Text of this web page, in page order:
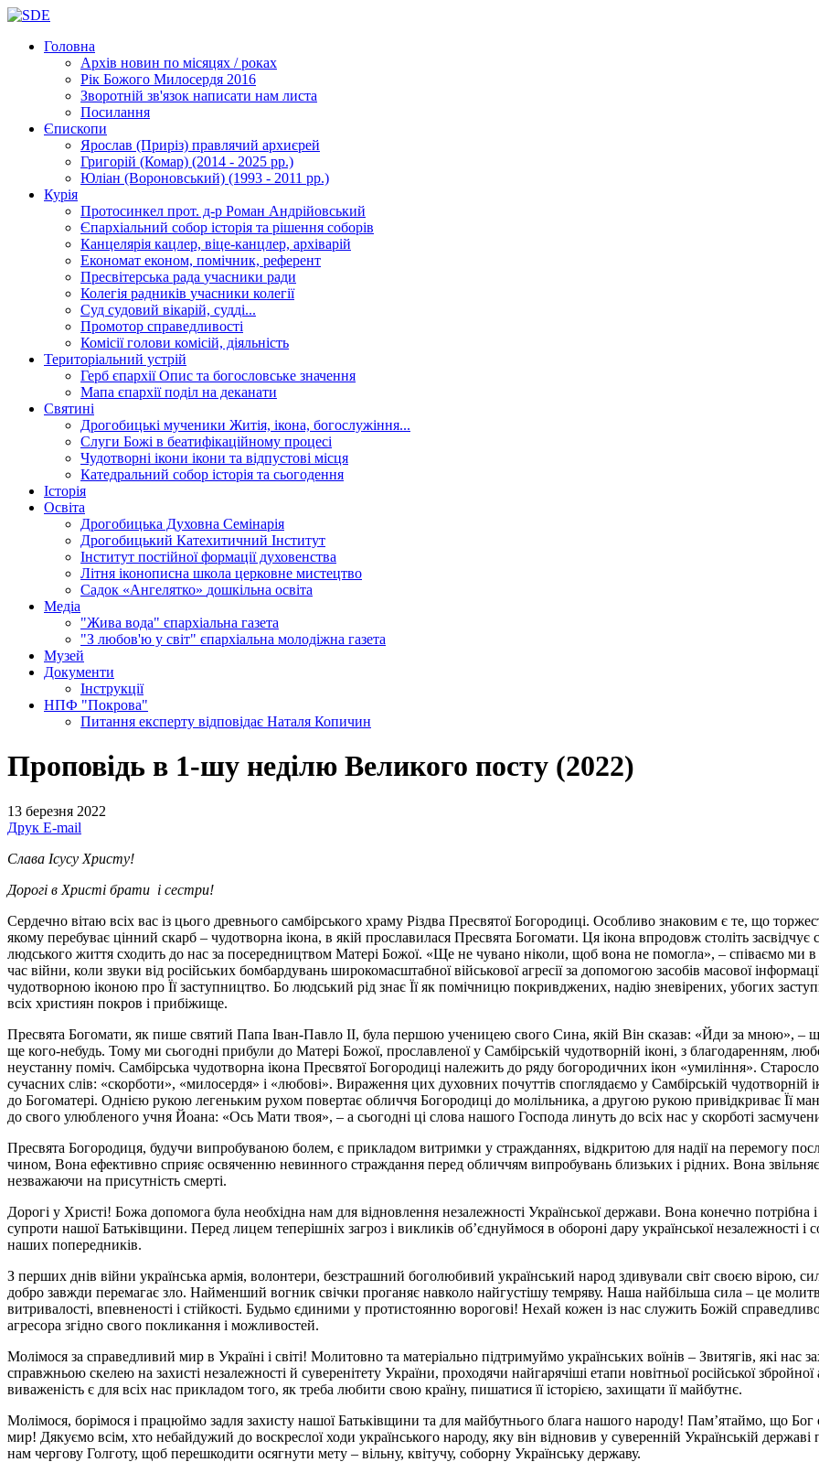
Головна
Архів новин по місяцях / роках
Рік Божого Милосердя 2016
Зворотній зв'язок написати нам листа
Посилання
Єпископи
Ярослав (Приріз) правлячий архиєрей
Григорій (Комар) (2014 - 2025 рр.)
Юліан (Вороновський) (1993 - 2011 рр.)
Курія
Протосинкел прот. д-р Роман Андрійовський
Єпархіальний собор історія та рішення соборів
Канцелярія кацлер, віце-канцлер, архіварій
Економат економ, помічник, референт
Пресвітерська рада учасники ради
Колегія радників учасники колегії
Суд судовий вікарій, судді...
Промотор справедливості
Комісіїголови комісій, діяльність
Територіальний устрій
Герб єпархіїОпис та богословське значення
Мапа єпархіїподіл на деканати
Святині
Дрогобицькі мученики Житія, ікона, богослужіння...
Слуги Божі в беатифікаційному процесі
Чудотворні ікони ікони та відпустові місця
Катедральний собор історія та сьогодення
Історія
Освіта
Дрогобицька Духовна Семінарія
Дрогобицький Катехитичний Інститут
Інститут постійної формації духовенства
Літня іконописна школа церковне мистецтво
Садок «Ангелятко» дошкільна освіта
Медіа
"Жива вода" єпархіальна газета
"З любов'ю у світ" єпархіальна молодіжна газета
Музей
Документи
Інструкції
НПФ "Покрова"
Питання експерту відповідає Наталя Копичин
Проповідь в 1-шу неділю Великого посту (2022)
13 березня 2022
Друк E-mail
Слава Ісусу Христу!
Дорогі в Христі брати і сестри!
Сердечно вітаю всіх вас із цього древнього самбірського храму Різдва Пресвятої Богородиці. Особливо знаковим є те, що
якому перебуває цінний скарб – чудотворна ікона, в якій прославилася Пресвята Богомати. Ця ікона впродовж століть засвідчує
людського життя сходить до нас за посередництвом Матері Божої. «Ще не чувано ніколи, щоб вона не помогла», – співаємо ми
час війни, коли звуки від російських бомбардувань широкомасштабної військової агресії за допомогою засобів масової
чудотворною іконою про Її заступництво. Бо людський рід знає Її як помічницю покривджених, надію зневірених, убогих
всіх християн покров і прибіжище.
Пресвята Богомати, як пише святий Папа Іван-Павло II, була першою ученицею свого Сина, якій Він сказав: «Йди за мною», –
ще кого-небудь. Тому ми сьогодні прибули до Матері Божої, прославленої у Самбірській чудотворній іконі, з благодаренням,
неустанну поміч. Самбірська чудотворна ікона Пресвятої Богородиці належить до ряду богородичних ікон «умиління».
сучасних слів: «скорботи», «милосердя» і «любові». Вираження цих духовних почуттів споглядаємо у Самбірській чудотворній
до Богоматері. Однією рукою легеньким рухом повертає обличчя Богородиці до молільника, а другою рукою привідкриває Її
до свого улюбленого учня Йоана: «Ось Мати твоя», – а сьогодні ці слова нашого Господа линуть до всіх нас у скорботі
Пресвята Богородиця, будучи випробуваною болем, є прикладом витримки у стражданнях, відкритою для надії на перемогу
чином, Вона ефективно сприяє освяченню невинного страждання перед обличчям випробувань близьких і рідних. Вона
незважаючи на присутність смерті.
Дорогі у Христі! Божа допомога була необхідна нам для відновлення незалежності Української держави. Вона конечно потрібна
супроти нашої Батьківщини. Перед лицем теперішніх загроз і викликів об’єднуймося в обороні дару української незалежності
наших попередників.
З перших днів війни українська армія, волонтери, безстрашний боголюбивий український народ здивували світ своєю вірою,
добро завжди перемагає зло. Найменший вогник свічки проганяє навколо найгустішу темряву. Наша найбільша сила – це молитва
витривалості, впевненості і стійкості. Будьмо єдиними у протистоянню ворогові! Нехай кожен із нас служить Божій
агресора згідно свого покликання і можливостей.
Молімося за справедливий мир в Україні і світі! Молитовно та матеріально підтримуймо українських воїнів – Звитягів, які
справжньою скелею на захисті незалежності й суверенітету України, проходячи найгарячіші етапи новітньої російської
виваженість є для всіх нас прикладом того, як треба любити свою країну, пишатися її історією, захищати її майбутнє.
Молімося, борімося і працюймо задля захисту нашої Батьківщини та для майбутнього блага нашого народу! Пам’ятаймо, що Бог
мир! Дякуємо всім, хто небайдужий до воскреслої ходи українського народу, яку він відновив у суверенній Українській
нам чергову Голготу, щоб перешкодити осягнути мету – вільну, квітучу, соборну Українську державу.